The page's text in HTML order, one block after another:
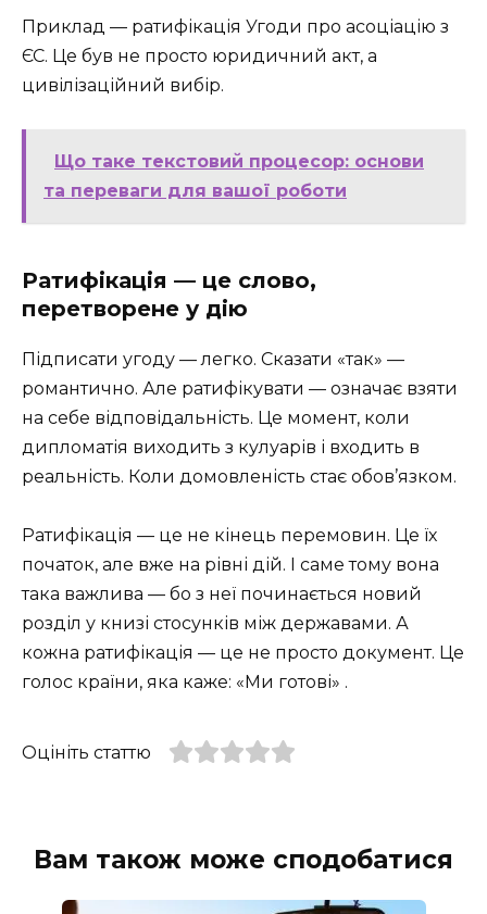
Приклад — ратифікація Угоди про асоціацію з
ЄС. Це був не просто юридичний акт, а
цивілізаційний вибір.
Що таке текстовий процесор: основи
та переваги для вашої роботи
Ратифікація — це слово,
перетворене у дію
Підписати угоду — легко. Сказати «так» —
романтично. Але ратифікувати — означає взяти
на себе відповідальність. Це момент, коли
дипломатія виходить з кулуарів і входить в
реальність. Коли домовленість стає обов’язком.
Ратифікація — це не кінець перемовин. Це їх
початок, але вже на рівні дій. І саме тому вона
така важлива — бо з неї починається новий
розділ у книзі стосунків між державами. А
кожна ратифікація — це не просто документ. Це
голос країни, яка каже: «Ми готові» .
Оцініть статтю
Вам також може сподобатися